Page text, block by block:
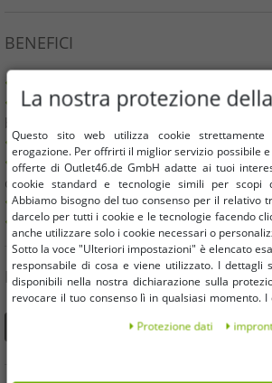
BENEFICI
Merce nuova di 1° scelta, etichettata e
barre.
Disponibile gratuitamente all'interno
Il valore minimo dell'ordine è di 199€
quantità minima d'ordine
Offre fino al 90% in meno
Libera scelta di dimensioni e quantità
PUOI TROVARCI ANCHE SU
La nostra protezione
Questo sito web utilizza cookie
erogazione. Per offrirti il ​​miglior servizio possibile
offerte di Outlet46.de GmbH adatte ai tuoi
cookie standard e tecnologie simili per scopi
Abbiamo bisogno del tuo consenso per il relativo
darcelo per tutti i cookie e le tecnologie facendo
anche utilizzare solo i cookie necessari o
Sotto la voce "Ulteriori impostazioni" è elencato
responsabile di cosa e viene utilizzato. I dettagli
disponibili nella nostra dichiarazione sulla
revocare il tuo consenso lì in qualsiasi momento.
Protezione dati